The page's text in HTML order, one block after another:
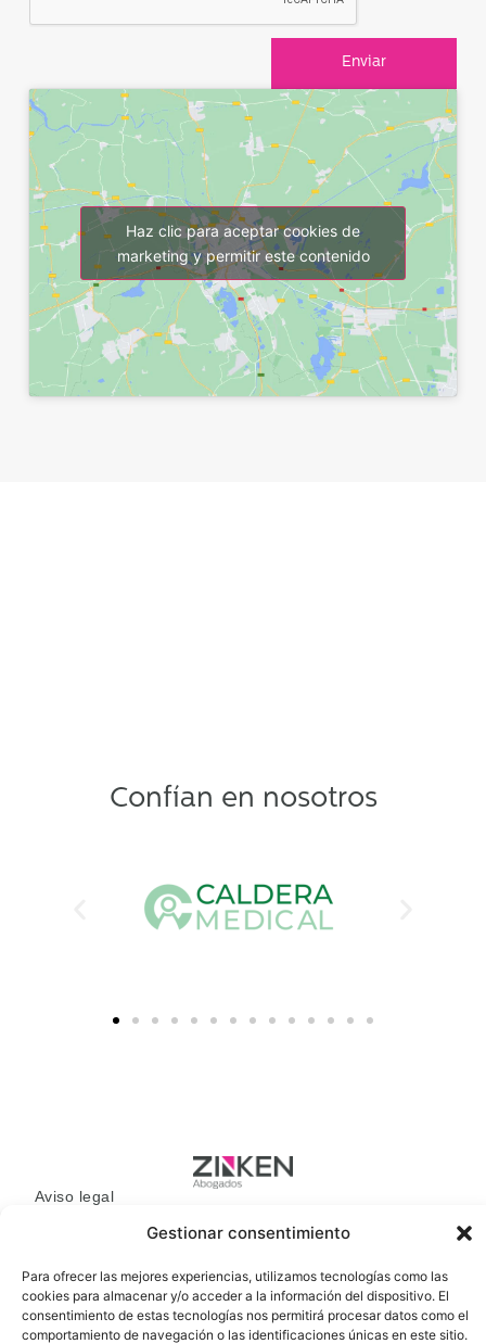
Gestionar consentimiento
Para ofrecer las mejores experiencias, utilizamos tecnologías como las
cookies para almacenar y/o acceder a la información del dispositivo. El
consentimiento de estas tecnologías nos permitirá procesar datos como el
comportamiento de navegación o las identificaciones únicas en este sitio.
Enviar
Haz clic para aceptar cookies de
marketing y permitir este contenido
Confían en nosotros
Aviso legal
Política de privacidad
Política de cookies
Estamos en
Av. de Alberto Alcocer, 8 (Chamartín) 28036 Madrid
Contacto